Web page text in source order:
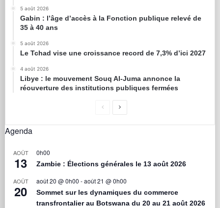
5 août 2026
Gabin : l’âge d’accès à la Fonction publique relevé de
35 à 40 ans
5 août 2026
Le Tchad vise une croissance record de 7,3% d’ici 2027
4 août 2026
Libye : le mouvement Souq Al-Juma annonce la
réouverture des institutions publiques fermées
Agenda
AOÛT
13
0h00
Zambie : Élections générales le 13 août 2026
AOÛT
20
août 20 @ 0h00 -août 21 @ 0h00
Sommet sur les dynamiques du commerce
transfrontalier au Botswana du 20 au 21 août 2026